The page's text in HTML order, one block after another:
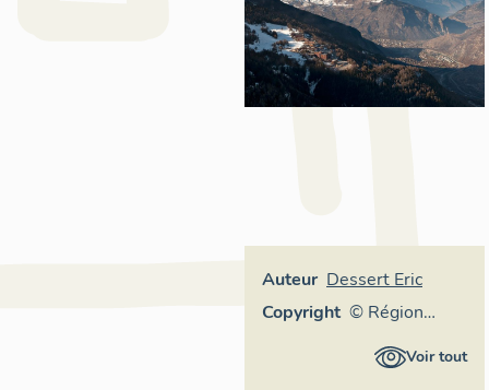
Auteur Dessert Eric
Copyright © Région
Rhône-Alpes,
Voir tout